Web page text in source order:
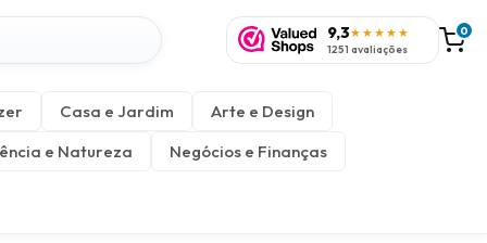
9,3★★★★★
1251 avaliações
0
Casa e Jardim
Arte e Design
e Natureza
Negócios e Finanças